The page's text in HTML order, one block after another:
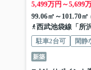
5,499万円～5,699
99.06㎡～101.70
西武池袋線「 所
駐車2台可
閑静
新築